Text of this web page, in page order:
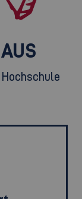
Hochschule